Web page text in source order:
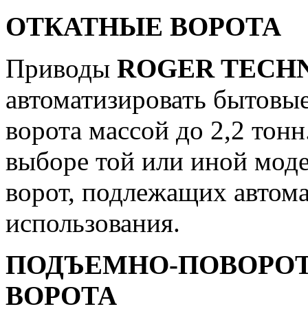
ОТКАТНЫЕ ВОРОТА
Приводы ROGER
автоматизировать
ворота массой до 2,2
выборе той или иной
ворот, подлежащих
использования.
ПОДЪЕМНО-
ВОРОТА